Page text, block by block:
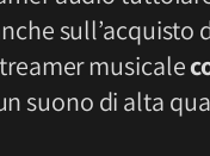
musicale
suono di alta